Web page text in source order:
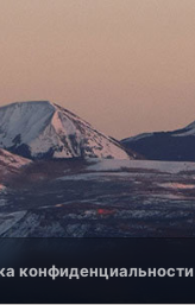
конфиденциальности